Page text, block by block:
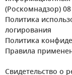
(Роскомнадзор)
Политика
логирования
Политика
Правила
Свидетельство о